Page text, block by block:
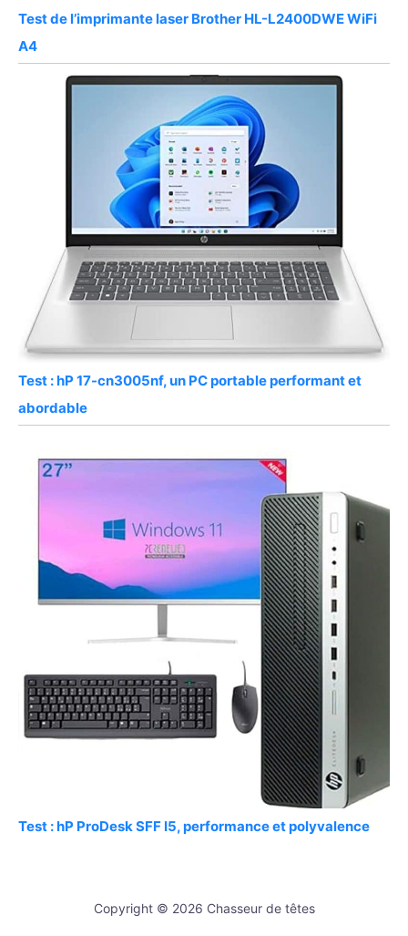
Test de l’imprimante laser Brother HL-L2400DWE WiFi
A4
Test : hP 17-cn3005nf, un PC portable performant et
abordable
Test : hP ProDesk SFF I5, performance et polyvalence
Copyright © 2026 Chasseur de têtes